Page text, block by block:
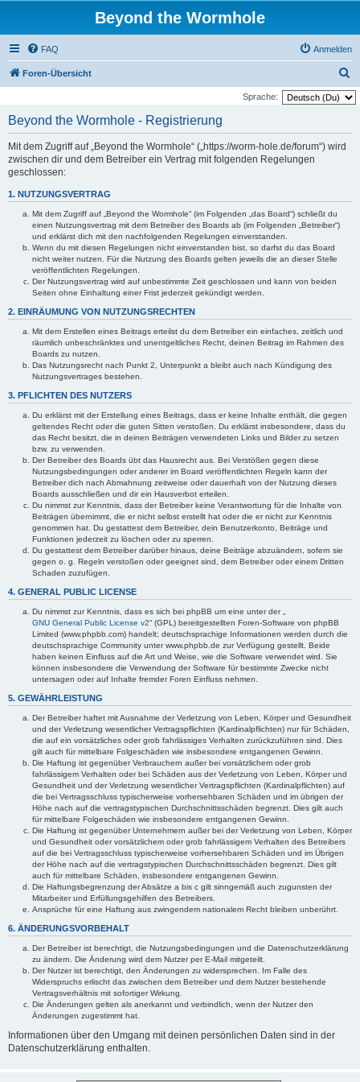
Beyond the Wormhole
FAQ Anmelden
Foren-Übersicht
u
Sprache:
Beyond the Wormhole - Registrierung
Mit dem Zugriff auf „Beyond the Wormhole“ („https://worm-hole.de/forum“) wird
zwischen dir und dem Betreiber ein Vertrag mit folgenden Regelungen
geschlossen:
1. NUTZUNGSVERTRAG
Mit dem Zugriff auf „Beyond the Wormhole“ (im Folgenden „das Board“) schließt du
einen Nutzungsvertrag mit dem Betreiber des Boards ab (im Folgenden „Betreiber“)
und erklärst dich mit den nachfolgenden Regelungen einverstanden.
Wenn du mit diesen Regelungen nicht einverstanden bist, so darfst du das Board
nicht weiter nutzen. Für die Nutzung des Boards gelten jeweils die an dieser Stelle
veröffentlichten Regelungen.
Der Nutzungsvertrag wird auf unbestimmte Zeit geschlossen und kann von beiden
Seiten ohne Einhaltung einer Frist jederzeit gekündigt werden.
2. EINRÄUMUNG VON NUTZUNGSRECHTEN
Mit dem Erstellen eines Beitrags erteilst du dem Betreiber ein einfaches, zeitlich und
räumlich unbeschränktes und unentgeltliches Recht, deinen Beitrag im Rahmen des
Boards zu nutzen.
Das Nutzungsrecht nach Punkt 2, Unterpunkt a bleibt auch nach Kündigung des
Nutzungsvertrages bestehen.
3. PFLICHTEN DES NUTZERS
Du erklärst mit der Erstellung eines Beitrags, dass er keine Inhalte enthält, die gegen
geltendes Recht oder die guten Sitten verstoßen. Du erklärst insbesondere, dass du
das Recht besitzt, die in deinen Beiträgen verwendeten Links und Bilder zu setzen
bzw. zu verwenden.
Der Betreiber des Boards übt das Hausrecht aus. Bei Verstößen gegen diese
Nutzungsbedingungen oder anderer im Board veröffentlichten Regeln kann der
Betreiber dich nach Abmahnung zeitweise oder dauerhaft von der Nutzung dieses
Boards ausschließen und dir ein Hausverbot erteilen.
Du nimmst zur Kenntnis, dass der Betreiber keine Verantwortung für die Inhalte von
Beiträgen übernimmt, die er nicht selbst erstellt hat oder die er nicht zur Kenntnis
genommen hat. Du gestattest dem Betreiber, dein Benutzerkonto, Beiträge und
Funktionen jederzeit zu löschen oder zu sperren.
Du gestattest dem Betreiber darüber hinaus, deine Beiträge abzuändern, sofern sie
gegen o. g. Regeln verstoßen oder geeignet sind, dem Betreiber oder einem Dritten
Schaden zuzufügen.
4. GENERAL PUBLIC LICENSE
Du nimmst zur Kenntnis, dass es sich bei phpBB um eine unter der „
GNU General Public License v2“ (GPL) bereitgestellten Foren-Software von phpBB
Limited (www.phpbb.com) handelt; deutschsprachige Informationen werden durch die
deutschsprachige Community unter www.phpbb.de zur Verfügung gestellt. Beide
haben keinen Einfluss auf die Art und Weise, wie die Software verwendet wird. Sie
können insbesondere die Verwendung der Software für bestimmte Zwecke nicht
untersagen oder auf Inhalte fremder Foren Einfluss nehmen.
5. GEWÄHRLEISTUNG
Der Betreiber haftet mit Ausnahme der Verletzung von Leben, Körper und Gesundheit
und der Verletzung wesentlicher Vertragspflichten (Kardinalpflichten) nur für Schäden,
die auf ein vorsätzliches oder grob fahrlässiges Verhalten zurückzuführen sind. Dies
gilt auch für mittelbare Folgeschäden wie insbesondere entgangenen Gewinn.
Die Haftung ist gegenüber Verbrauchern außer bei vorsätzlichem oder grob
fahrlässigem Verhalten oder bei Schäden aus der Verletzung von Leben, Körper und
Gesundheit und der Verletzung wesentlicher Vertragspflichten (Kardinalpflichten) auf
die bei Vertragsschluss typischerweise vorhersehbaren Schäden und im übrigen der
Höhe nach auf die vertragstypischen Durchschnittsschäden begrenzt. Dies gilt auch
für mittelbare Folgeschäden wie insbesondere entgangenen Gewinn.
Die Haftung ist gegenüber Unternehmern außer bei der Verletzung von Leben, Körper
und Gesundheit oder vorsätzlichem oder grob fahrlässigem Verhalten des Betreibers
auf die bei Vertragsschluss typischerweise vorhersehbaren Schäden und im Übrigen
der Höhe nach auf die vertragstypischen Durchschnittsschäden begrenzt. Dies gilt
auch für mittelbare Schäden, insbesondere entgangenen Gewinn.
Die Haftungsbegrenzung der Absätze a bis c gilt sinngemäß auch zugunsten der
Mitarbeiter und Erfüllungsgehilfen des Betreibers.
Ansprüche für eine Haftung aus zwingendem nationalem Recht bleiben unberührt.
6. ÄNDERUNGSVORBEHALT
Der Betreiber ist berechtigt, die Nutzungsbedingungen und die Datenschutzerklärung
zu ändern. Die Änderung wird dem Nutzer per E-Mail mitgeteilt.
Der Nutzer ist berechtigt, den Änderungen zu widersprechen. Im Falle des
Widerspruchs erlischt das zwischen dem Betreiber und dem Nutzer bestehende
Vertragsverhältnis mit sofortiger Wirkung.
Die Änderungen gelten als anerkannt und verbindlich, wenn der Nutzer den
Änderungen zugestimmt hat.
Informationen über den Umgang mit deinen persönlichen Daten sind in der
Datenschutzerklärung enthalten.